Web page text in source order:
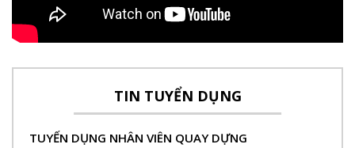
TIN TUYỂN DỤNG
TUYỂN DỤNG NHÂN VIÊN QUAY DỰNG